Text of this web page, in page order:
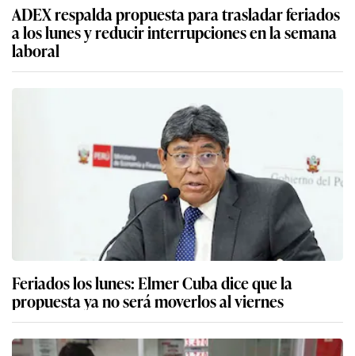
ADEX respalda propuesta para trasladar feriados
a los lunes y reducir interrupciones en la semana
laboral
Feriados los lunes: Elmer Cuba dice que la
propuesta ya no será moverlos al viernes